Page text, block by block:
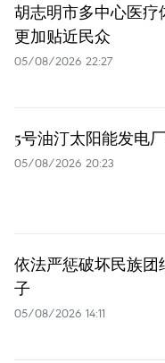
胡志明市多中心医疗
更加贴近民众
05/08/2026 22:27
5号油汀太阳能发电
05/08/2026 20:23
依法严惩破坏民族团
子
05/08/2026 14:11